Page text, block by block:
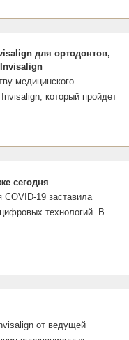
для ортодонтов,
медицинского
который пройдет
сегодня
19 заставила
технологий. В
от ведущей